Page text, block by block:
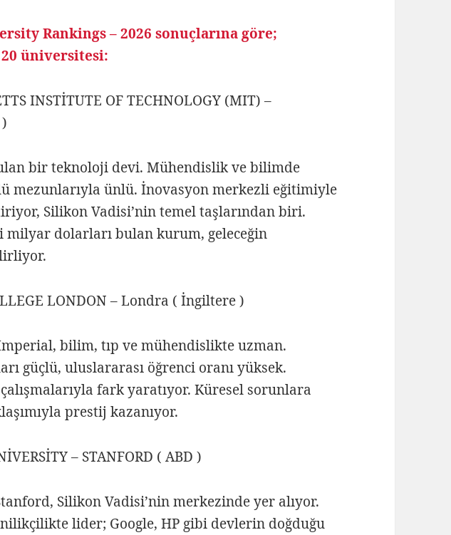
Rankings – 2026 sonuçlarına göre;
üniversitesi:
INSTİTUTE OF TECHNOLOGY (MIT) –
bir teknoloji devi. Mühendislik ve bilimde
mezunlarıyla ünlü. İnovasyon merkezli eğitimiyle
Silikon Vadisi’nin temel taşlarından biri.
milyar dolarları bulan kurum, geleceğin
LONDON – Londra ( İngiltere )
bilim, tıp ve mühendislikte uzman.
güçlü, uluslararası öğrenci oranı yüksek.
fark yaratıyor. Küresel sorunlara
prestij kazanıyor.
– STANFORD ( ABD )
Silikon Vadisi’nin merkezinde yer alıyor.
lider; Google, HP gibi devlerin doğduğu